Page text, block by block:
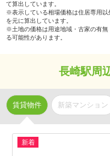
て算出しています。
※表示している相場価格は住居専用以
を元に算出しています。
※土地の価格は用途地域・古家の有
る可能性があります。
長崎駅周
賃貸物件 新築マンション
新着